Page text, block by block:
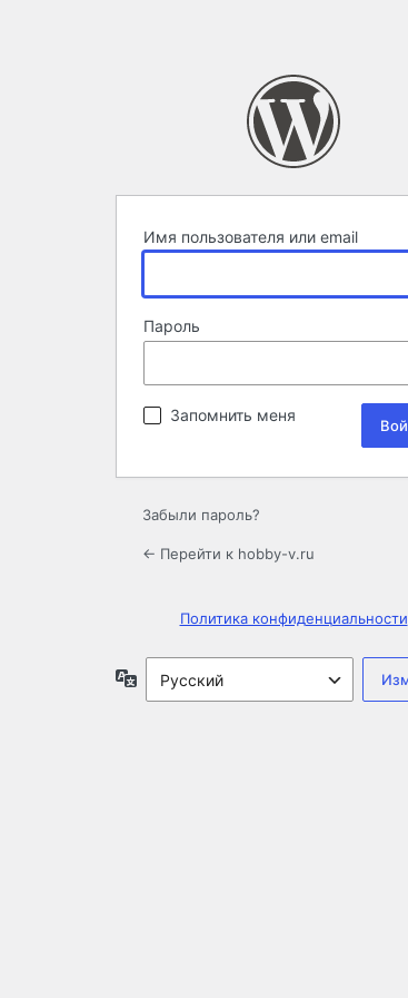
Имя пользователя или email
Пароль
Запомнить меня
Забыли пароль?
← Перейти к hobby-v.ru
Политика конфиденциальности
Язык